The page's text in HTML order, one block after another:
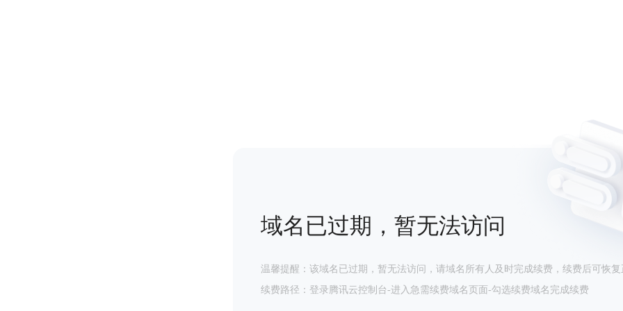
域名已过期，暂无法访问
温馨提醒：该域名已过期，暂无法访问，请域名所有人及时完成续费，续费后可恢复
续费路径：登录腾讯云控制台-进入急需续费域名页面-勾选续费域名完成续费